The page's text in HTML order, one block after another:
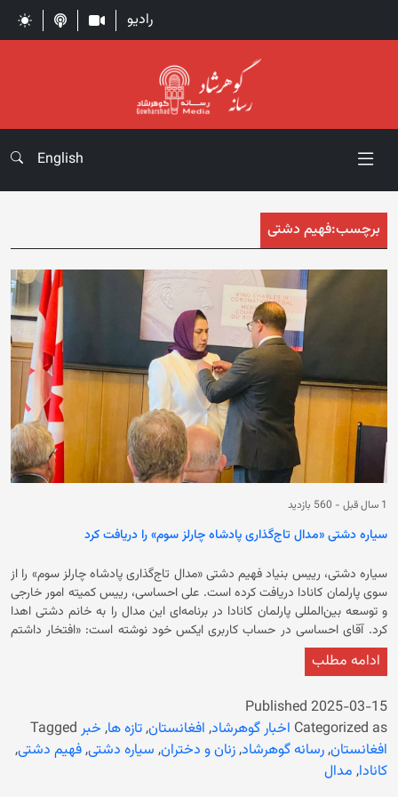
رادیو
English
برچسب:فهیم دشتی
1 سال قبل - 560 بازدید
سیاره دشتی «مدال تاج‌گذاری پادشاه چارلز سوم» را دریافت کرد
سیاره دشتی، ریيس بنیاد فهیم دشتی «مدال تاج‌گذاری پادشاه چارلز سوم» را از
سوی پارلمان کانادا دریافت کرده است. علی احساسی، ریيس کمیته امور خارجی
و توسعه بین‌المللی پارلمان کانادا در برنامه‌ای این مدال را به خانم دشتی اهدا
کرد. آقای احساسی در حساب کاربری ایکس خود نوشته است: «افتخار داشتم
که مدال تاج‌گذاری پادشاه چارلز سوم را به افراد برجسته‌ای که بر جامعه، کشور
حکومت کانادا اعلام کرده است که این مدال را به مناسبت تاج‌گذاری چارلز سوم،
پادشاه بریتانیا برای ۳۰ هزار تن اهدا می‌کند. مدال تاج‌گذاری چارلز سوم، پادشاه
بریتانیا که همزمان پادشاه کشورهای مشترک‌المنافع از جمله کانادا هم است،
سه روز پیش از مراسم تاج‌گذاری چارلز سوم که در ۱۶ ثور ۱۴۰۲ برگزار شد، توسط
ادامه مطلب
Published 2025-03-15
Categorized as اخبار گوهرشاد, افغانستان,تازه ها, خبر Tagged
افغانستان,رسانه گوهرشاد,زنان و دختران, سیاره دشتی,فهیم دشتی,
کانادا, مدال